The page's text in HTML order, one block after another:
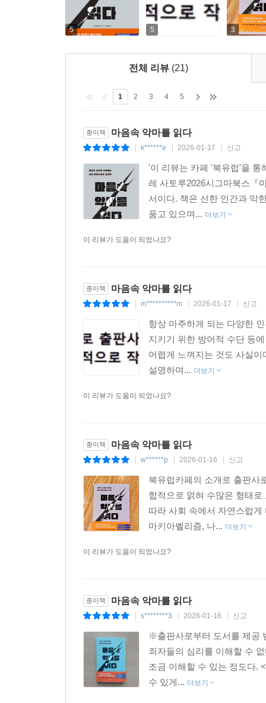
5 5 3
전체 리뷰 (21)
1 2 3 4 5
종이책 마음속 악마를 읽다
k******e 2026-01-17 신고
'이 리뷰는 카페 '북유럽'을 통
레 사토루2026시그마북스『
서이다. 책은 선한 인간과 악
품고 있으며... 더보기
이 리뷰가 도움이 되었나요?
종이책 마음속 악마를 읽다
m**********m 2026-01-17 신고
항상 마주하게 되는 다양한
지키기 위한 방어적 수단 등
어렵게 느껴지는 것도 사실
설명하며... 더보기
이 리뷰가 도움이 되었나요?
종이책 마음속 악마를 읽다
w******p 2026-01-16 신고
북유럽카페의 소개로 출판사
합적으로 얽혀 수많은 형태
따라 사회 속에서 자연스럽
마키아벨리즘, 나... 더보기
이 리뷰가 도움이 되었나요?
종이책 마음속 악마를 읽다
s********3 2026-01-16 신고
※출판사로부터 도서를 제공
죄자들의 심리를 이해할 수
조금 이해할 수 있는 정도다.
수 있게... 더보기